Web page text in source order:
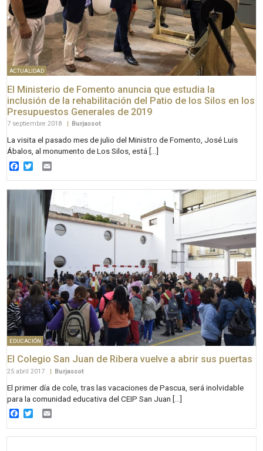
ACTUALIDAD
El Ministerio de Fomento anuncia que estudia la
inclusión de la rehabilitación del Patio de los Silos en los
Presupuestos Generales de 2019
7 septiembre 2018 | Burjassot
La visita el pasado mes de julio del Ministro de Fomento, José Luis
Ábalos, al monumento de Los Silos, está […]
Facebook
Twitter
EDUCACIÓN
El Colegio San Juan de Ribera vuelve a abrir sus puertas
25 abril 2017 | Burjassot
El primer día de cole, tras las vacaciones de Pascua, será inolvidable
para la comunidad educativa del CEIP San Juan […]
Facebook
Twitter